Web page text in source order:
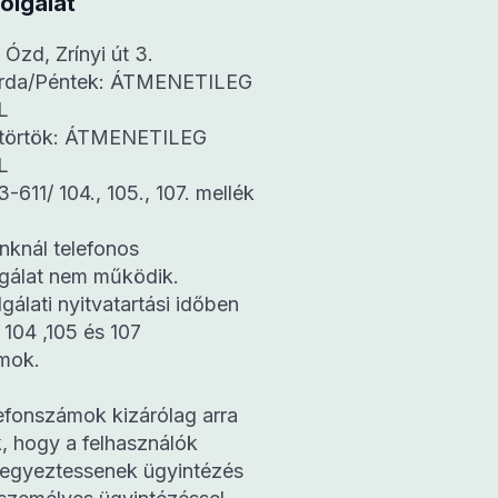
Zrínyi út 3.
Péntek: ÁTMENETILEG
ÁTMENETILEG
611/ 104., 105., 107. mellék
telefonos
nem működik.
nyitvatartási időben
,105 és 107
kizárólag arra
hogy a felhasználók
ügyintézés